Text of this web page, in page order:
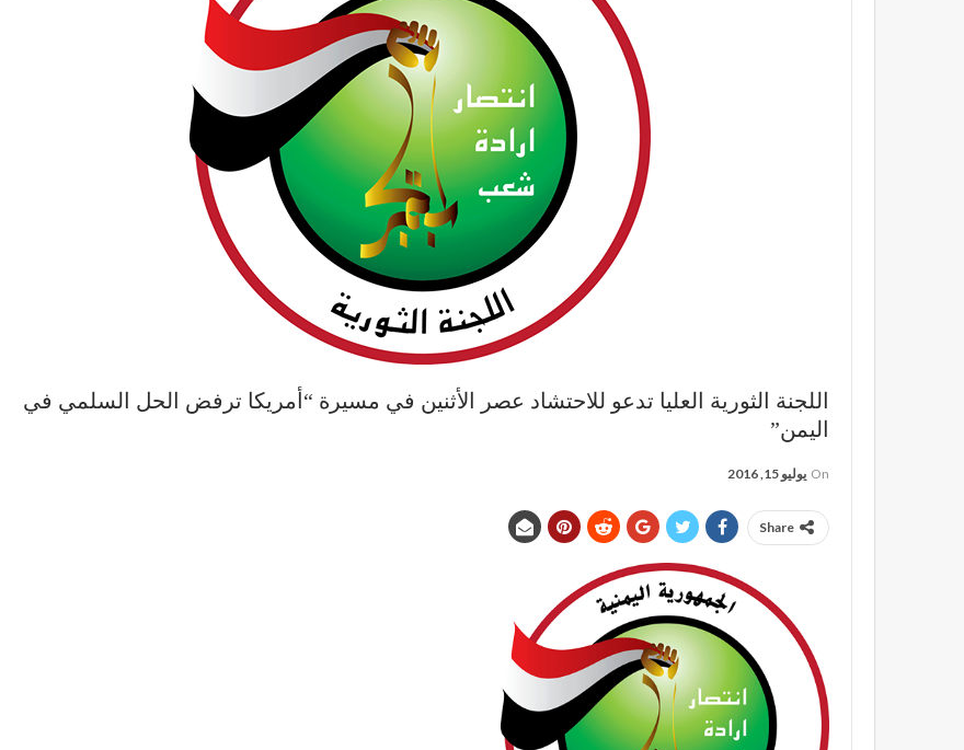
اللجنة الثورية العليا تدعو للاحتشاد عصر الأثنين في مسيرة “أمريكا ترفض الحل السلمي في
اليمن”
On يوليو 15, 2016
Share